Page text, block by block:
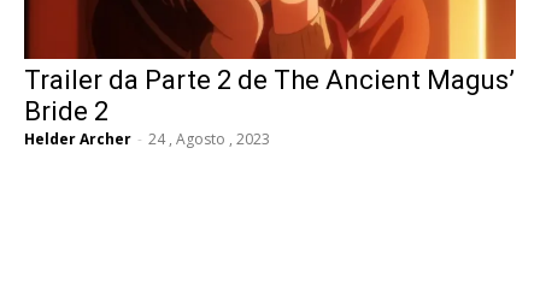
Trailer da Parte 2 de The Ancient Magus’
Bride 2
Helder Archer - 24 , Agosto , 2023